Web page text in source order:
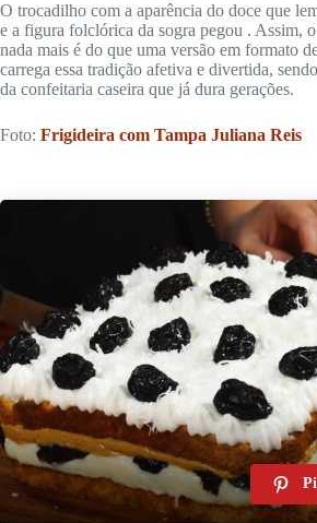
O trocadilho com a aparência do doce que
e a figura folclórica da sogra pegou . Assim,
nada mais é do que uma versão em formato
carrega essa tradição afetiva e divertida,
da confeitaria caseira que já dura gerações.
Foto: Frigideira com Tampa Juliana Reis